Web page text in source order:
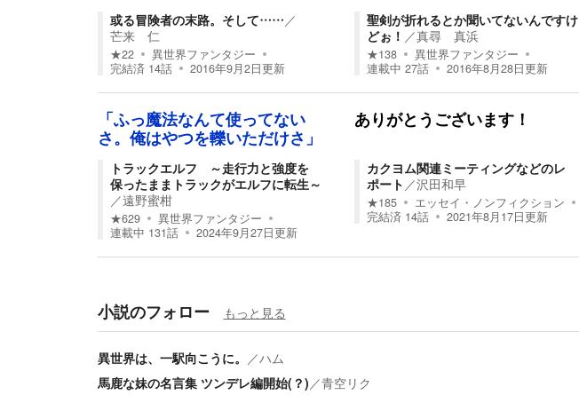
或る冒険者の末路。そして……／
芒来 仁
★22
異世界ファンタジー
完結済 14話 2016年9月2日更新
聖剣が折れるとか聞いてないんですけ
どぉ！ ／真尋 真浜
★138
異世界ファンタジー
連載中 27話 2016年8月28日更新
「ふっ魔法なんて使ってない
さ。俺はやつを轢いただけさ」
トラックエルフ ～走行力と強度を
保ったままトラックがエルフに転生～
／遠野蜜柑
★629
異世界ファンタジー
連載中 131話 2024年9月27日更新
ありがとうございます！
カクヨム関連ミーティングなどのレ
ポート ／沢田和早
★185
エッセイ・ノンフィクション
完結済 14話 2021年8月17日更新
小説のフォロー もっと見る
異世界は、一駅向こうに。 ／ハム
馬鹿な妹の名言集 ツンデレ編開始(？)／青空リク